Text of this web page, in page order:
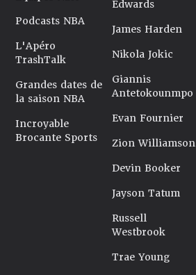
Podcasts NBA
L'Apéro
TrashTalk
Grandes dates de
la saison NBA
Incroyable
Brocante Sports
Edwards
James Harden
Nikola Jokic
Giannis
Antetokounmpo
Evan Fournier
Zion Williamson
Devin Booker
Jayson Tatum
Russell
Westbrook
Trae Young